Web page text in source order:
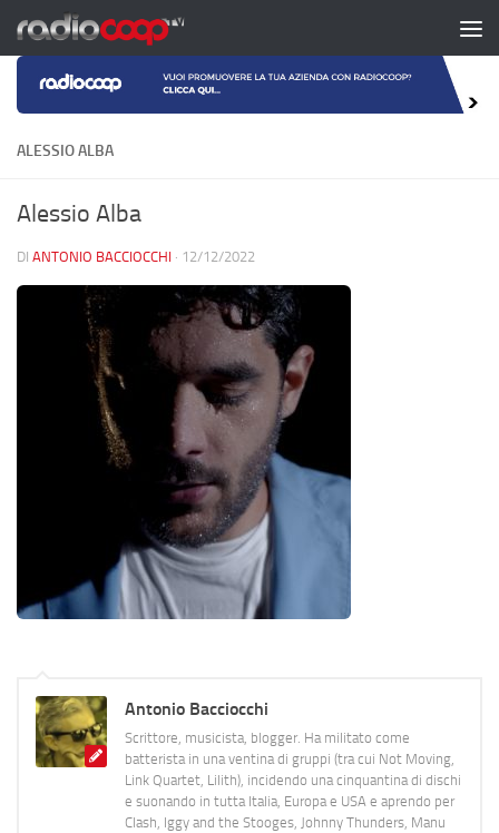
Salta al contenuto
ALESSIO ALBA
Alessio Alba
DI ANTONIO BACCIOCCHI · 12/12/2022
Antonio Bacciocchi
Scrittore, musicista, blogger. Ha militato come
batterista in una ventina di gruppi (tra cui Not Moving,
Link Quartet, Lilith), incidendo una cinquantina di dischi
e suonando in tutta Italia, Europa e USA e aprendo per
Clash, Iggy and the Stooges, Johnny Thunders, Manu